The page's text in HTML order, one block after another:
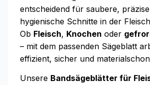
entscheidend für saubere,
hygienische Schnitte in der
Ob Fleisch, Knochen oder
– mit dem passenden Sägeblatt
effizient, sicher und
Unsere Bandsägeblätter für